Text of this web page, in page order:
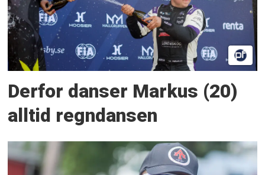
Derfor danser Markus (20)
alltid regndansen